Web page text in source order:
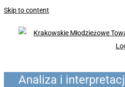
Skip to content
Analiza i